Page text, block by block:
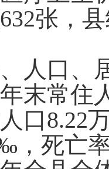
张，
人口、
末常住
口8.22
，死亡